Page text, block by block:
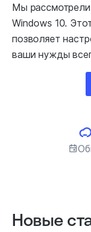
Мы
Windows 10.
позволяет
ваши нужды
Новые